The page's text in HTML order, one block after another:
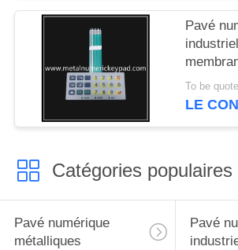
Pavé
film de
To be
LE
Catégories populaires
Pavé numérique
métalliques
Pavé